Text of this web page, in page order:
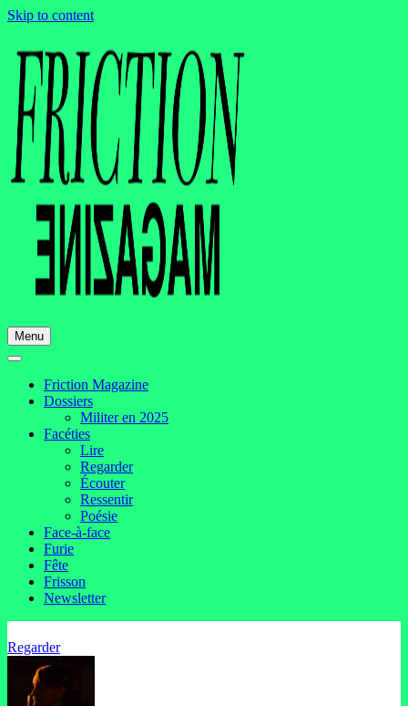
Skip to content
Menu
Friction Magazine
Dossiers
Militer en 2025
Facéties
Lire
Regarder
Écouter
Ressentir
Poésie
Face-à-face
Furie
Fête
Frisson
Newsletter
Regarder